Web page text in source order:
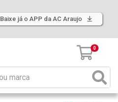
Baixe já o APP da AC Araujo
0